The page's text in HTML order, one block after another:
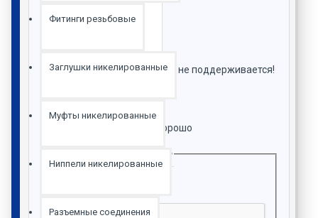
Фитинги резьбовые
Заглушки никелированные
Муфты никелированные
Ниппели никелированные
Разъемные соединения
Примечание:HTML разметка не поддерживается!
Оценка:
Хорошо
Защита от роботов